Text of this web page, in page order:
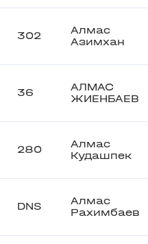
302
Алмас
Азимхан
36
АЛМАС
ЖИЕНБАЕВ
280
Алмас
Кудашпек
DNS
Алмас
Рахимбаев